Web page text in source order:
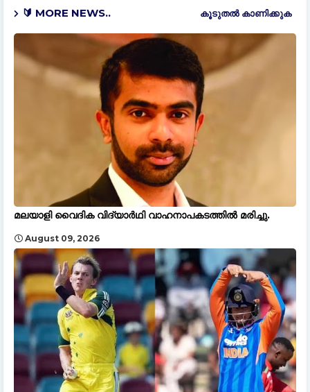
🔰 MORE NEWS.. കൂടുതൽ‍ കാണിക്കുക
മലയാളി വൈദിക വിദ്യാര്‍ഥി വാഹനാപകടത്തില്‍ മരിച്ചു.
August 09, 2026